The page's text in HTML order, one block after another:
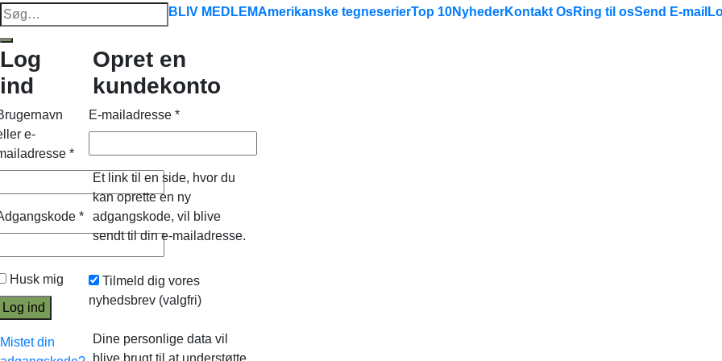
Søg
efter:
BLIV MEDLEMAmerikanske tegneserierTop 10NyhederKontakt OsRing til osSend E-mail
Log
ind
e-
*
*
Husk mig
Log ind
Mistet din
Opret en
kundekonto
E-mailadresse *
Et link til en side, hvor du
kan oprette en ny
adgangskode, vil blive
sendt til din e-mailadresse.
Tilmeld dig vores
nyhedsbrev (valgfri)
Dine personlige data vil
blive brugt til at understøtte